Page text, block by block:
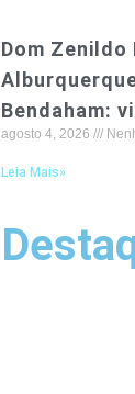
Dom Zenildo
Bendaham:
agosto 4, 2026
Leia Mais»